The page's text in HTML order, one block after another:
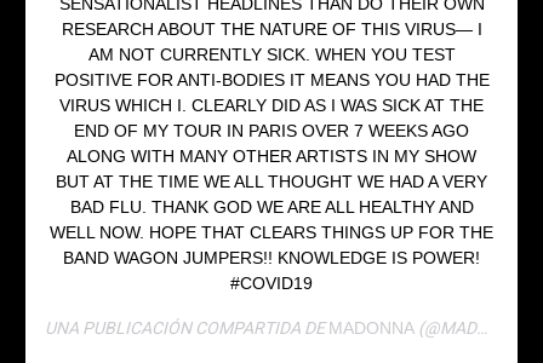
RESEARCH ABOUT THE NATURE OF THIS VIRUS— I
AM NOT CURRENTLY SICK. WHEN YOU TEST
POSITIVE FOR ANTI-BODIES IT MEANS YOU HAD THE
VIRUS WHICH I. CLEARLY DID AS I WAS SICK AT THE
END OF MY TOUR IN PARIS OVER 7 WEEKS AGO
ALONG WITH MANY OTHER ARTISTS IN MY SHOW
BUT AT THE TIME WE ALL THOUGHT WE HAD A VERY
BAD FLU. THANK GOD WE ARE ALL HEALTHY AND
WELL NOW. HOPE THAT CLEARS THINGS UP FOR THE
BAND WAGON JUMPERS!! KNOWLEDGE IS POWER!
#COVID19
UNA PUBLICACIÓN COMPARTIDA DEMADONNA (@MADONNA) EL